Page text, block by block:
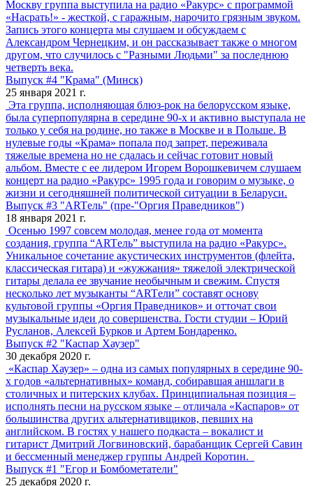
Москву группа выступила на радио «Ракурс» с программой
«Насрать!» - жесткой, с гаражным, нарочито грязным звуком.
Запись этого концерта мы слушаем и обсуждаем с
Александром Чернецким, и он рассказывает также о многом
другом, что случилось с "Разными Людьми" за последнюю
четверть века.
Выпуск #4 "Крама" (Минск)
25 января 2021 г.
Эта группа, исполняющая блюз-рок на белорусском языке,
была суперпопулярна в середине 90-х и активно выступала не
только у себя на родине, но также в Москве и в Польше. В
нулевые годы «Крама» попала под запрет, переживала
тяжелые времена но не сдалась и сейчас готовит новый
альбом. Вместе с ее лидером Игорем Ворошкевичем слушаем
концерт на радио «Ракурс» 1995 года и говорим о музыке, о
жизни и сегодняшней политической ситуации в Беларуси.
Выпуск #3 "ARTель" (пре-"Оргия Праведников")
18 января 2021 г.
Осенью 1997 совсем молодая, менее года от момента
создания, группа “ARTель” выступила на радио «Ракурс».
Уникальное сочетание акустических инструментов (флейта,
классическая гитара) и «жужжания» тяжелой электрической
гитары делала ее звучание необычным и свежим. Спустя
несколько лет музыканты “ARTели” составят основу
культовой группы «Оргия Праведников» и отточат свои
музыкальные идеи до совершенства. Гости студии – Юрий
Русланов, Алексей Бурков и Артем Бондаренко.
Выпуск #2 "Каспар Хаузер"
30 декабря 2020 г.
«Каспар Хаузер» – одна из самых популярных в середине 90-
х годов «альтернативных» команд, собиравшая аншлаги в
столичных и питерских клубах. Принципиальная позиция –
исполнять песни на русском языке – отличала «Каспаров» от
большинства других альтернативщиков, певших на
английском. В гостях у нашего подкаста – вокалист и
гитарист Дмитрий Логвиновский, барабанщик Сергей Савин
и бессменный менеджер группы Андрей Коротин.
Выпуск #1 "Егор и Бомбометатели"
25 декабря 2020 г.